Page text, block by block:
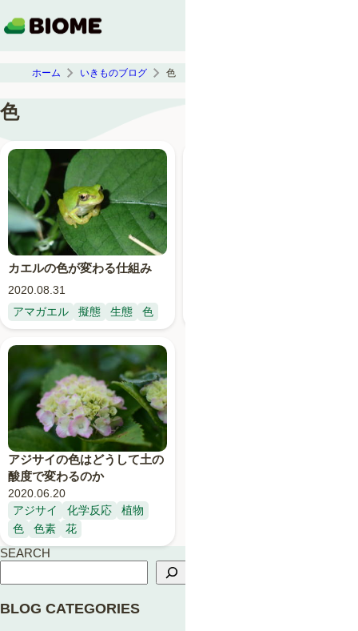
ホーム いきものブログ 色
色
カエルの色が変わる仕組み
2020.08.31
アマガエル
擬態 生態 色
アジサイの色はどうして土の
酸度で変わるのか
2020.06.20
アジサイ
化学反応
植物
色
色素 花
SEARCH
BLOG CATEGORIES